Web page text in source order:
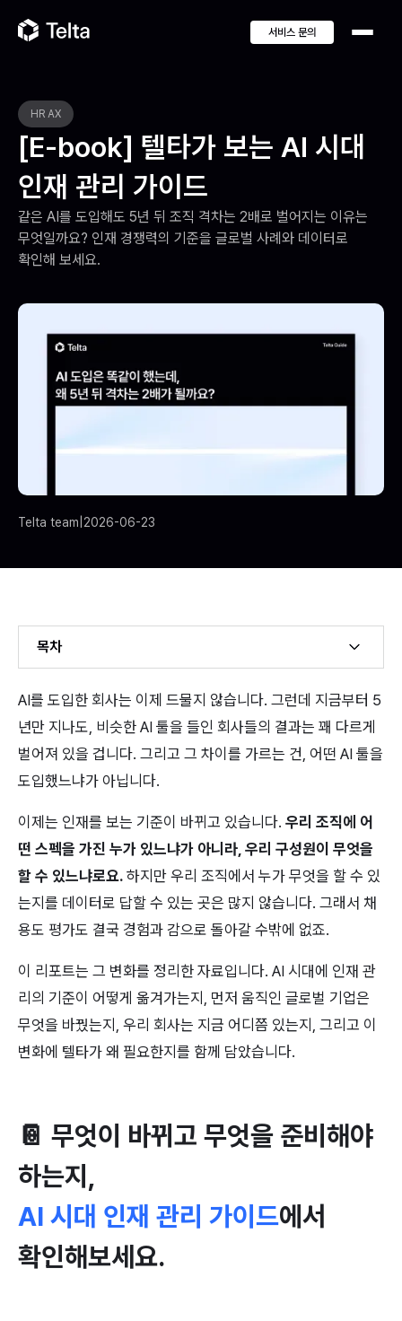
서비스 문의
HR AX
[E-book] 텔타가 보는 AI 시대
인재 관리 가이드
같은 AI를 도입해도 5년 뒤 조직 격차는 2배로 벌어지는 이유는
무엇일까요? 인재 경쟁력의 기준을 글로벌 사례와 데이터로
확인해 보세요.
Telta team 2026-06-23
목차
Example H3
AI를 도입한 회사는 이제 드물지 않습니다. 그런데 지금부터 5
년만 지나도, 비슷한 AI 툴을 들인 회사들의 결과는 꽤 다르게
벌어져 있을 겁니다. 그리고 그 차이를 가르는 건, 어떤 AI 툴을
도입했느냐가 아닙니다.
이제는 인재를 보는 기준이 바뀌고 있습니다. 우리 조직에 어
떤 스펙을 가진 누가 있느냐가 아니라, 우리 구성원이 무엇을
할 수 있느냐로요. 하지만 우리 조직에서 누가 무엇을 할 수 있
는지를 데이터로 답할 수 있는 곳은 많지 않습니다. 그래서 채
용도 평가도 결국 경험과 감으로 돌아갈 수밖에 없죠.
이 리포트는 그 변화를 정리한 자료입니다. AI 시대에 인재 관
리의 기준이 어떻게 옮겨가는지, 먼저 움직인 글로벌 기업은
무엇을 바꿨는지, 우리 회사는 지금 어디쯤 있는지, 그리고 이
변화에 텔타가 왜 필요한지를 함께 담았습니다.
📔 무엇이 바뀌고 무엇을 준비해야
하는지,
AI 시대 인재 관리 가이드에서
확인해보세요.